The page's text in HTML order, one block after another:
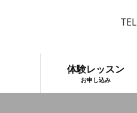
TEL
体験レッスン
お申し込み